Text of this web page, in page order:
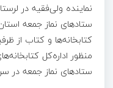
نماینده ولی‌فقیه در
ستادهای نماز جمعه
کتابخانه‌ها و کتاب از
منظور اداره‌کل
ستادهای نماز جمعه در